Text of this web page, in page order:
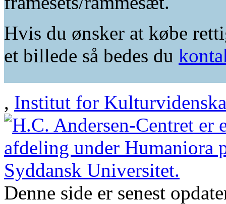
Hvis du ønsker at købe
et billede så bedes du
, Institut for
Denne side er senest